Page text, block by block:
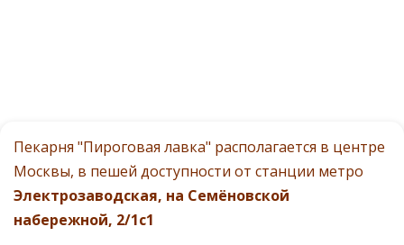
Пекарня "Пироговая лавка" располагается в центре
Москвы, в пешей доступности от станции метро
Электрозаводская, на Семёновской
набережной, 2/1с1